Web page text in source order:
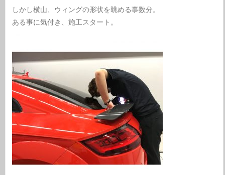
しかし横山、ウィングの形状を眺める事数分。
ある事に気付き、施工スタート。